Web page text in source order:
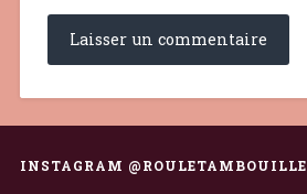
INSTAGRAM @ROULETAMBOUILLE